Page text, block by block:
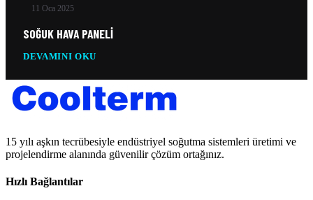
11 Oca 2025
SOĞUK HAVA PANELI
DEVAMINI OKU
15 yılı aşkın tecrübesiyle endüstriyel soğutma sistemleri üretimi ve
projelendirme alanında güvenilir çözüm ortağınız.
Hızlı Bağlantılar